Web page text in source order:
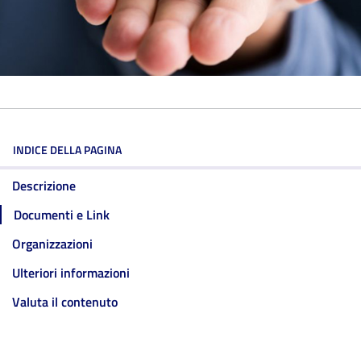
INDICE DELLA PAGINA
Descrizione
Documenti e Link
Organizzazioni
Ulteriori informazioni
Valuta il contenuto